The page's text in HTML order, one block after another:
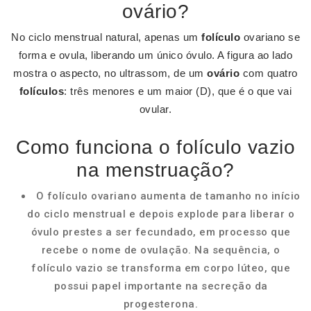
ovário?
No ciclo menstrual natural, apenas um folículo ovariano se
forma e ovula, liberando um único óvulo. A figura ao lado
mostra o aspecto, no ultrassom, de umovário com quatro
folículos: três menores e um maior (D), que é o que vai
ovular.
Como funciona o folículo vazio
na menstruação?
O folículo ovariano aumenta de tamanho no início
do ciclo menstrual e depois explode para liberar o
óvulo prestes a ser fecundado, em processo que
recebe o nome de ovulação. Na sequência, o
folículo vazio se transforma em corpo lúteo, que
possui papel importante na secreção da
progesterona.